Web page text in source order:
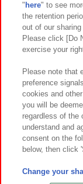
関連会社
プライバシーポリ
お取引先
カスタマーハラス
" here" to see
the retention
out of our
Please click [Do
exercise your
Please note that
preference
cookies and
you will be
regardless of the
understand and
consent on the
below, then click
Change your